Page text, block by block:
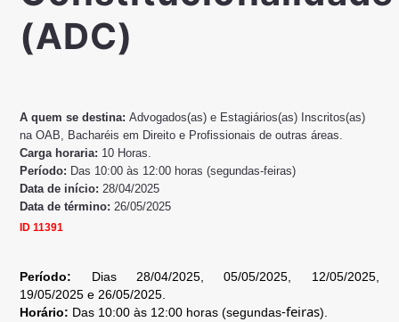
(ADC)
A quem se destina:Advogados(as) e Estagiários(as) Inscritos(as)
na OAB, Bacharéis em Direito e Profissionais de outras áreas.
Carga horaria: 10 Horas.
Período: Das 10:00 às 12:00 horas (segundas-feiras)
Data de início:28/04/2025
Data de término:26/05/2025
ID11391
Período: Dias 28/04/2025, 05/05/2025, 12/05/2025,
19/05/2025 e 26/05/2025.
Horário: Das 10:00 às 12:00 horas (segundas-feiras).